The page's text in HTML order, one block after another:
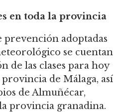
en toda la provincia
prevención adoptadas
se cuentan
de las clases para hoy
de Málaga, así
de Almuñécar,
provincia granadina.